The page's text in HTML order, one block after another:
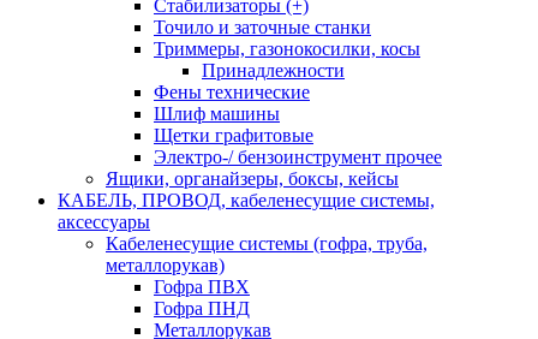
Стабилизаторы (+)
Точило и заточные станки
Триммеры, газонокосилки, косы
Принадлежности
Фены технические
Шлиф машины
Щетки графитовые
Электро-/ бензоинструмент прочее
Ящики, органайзеры, боксы, кейсы
КАБЕЛЬ, ПРОВОД, кабеленесущие системы,
аксессуары
Кабеленесущие системы (гофра, труба,
металлорукав)
Гофра ПВХ
Гофра ПНД
Металлорукав